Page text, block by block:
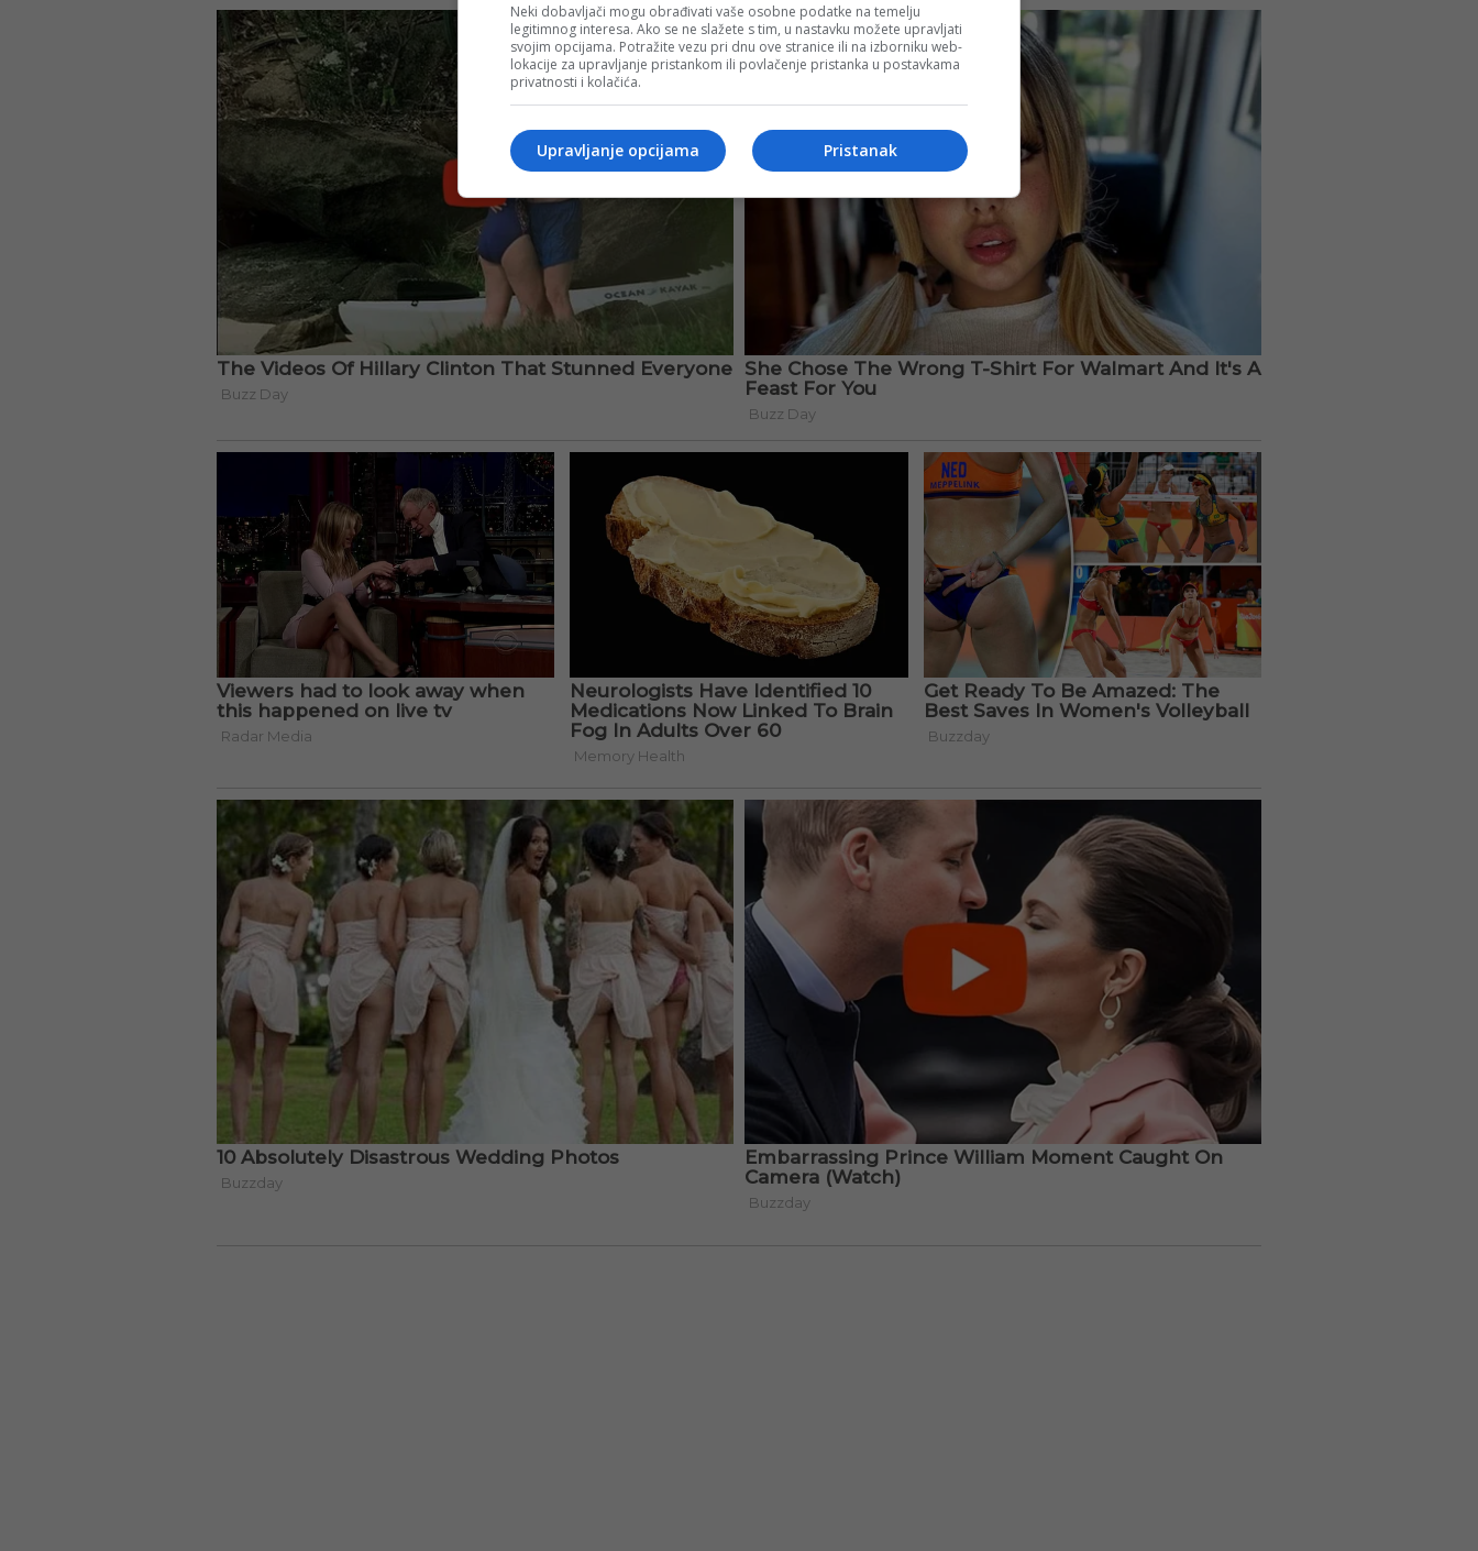
Neki dobavljači mogu obrađivati vaše osobne podatke na temelju
legitimnog interesa. Ako se ne slažete s tim, u nastavku možete upravljati
svojim opcijama. Potražite vezu pri dnu ove stranice ili na izborniku web-
lokacije za upravljanje pristankom ili povlačenje pristanka u postavkama
privatnosti i kolačića.
Pristanak
Upravljanje opcijama